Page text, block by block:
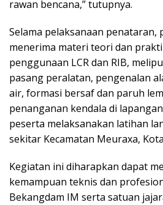
rawan bencana,” tutupnya.
Selama pelaksanaan penataran,
menerima materi teori dan
penggunaan LCR dan RIB,
pasang peralatan, pengenalan
air, formasi bersaf dan paruh
penanganan kendala di
peserta melaksanakan latihan
sekitar Kecamatan Meuraxa,
Kegiatan ini diharapkan dapat
kemampuan teknis dan
Bekangdam IM serta satuan